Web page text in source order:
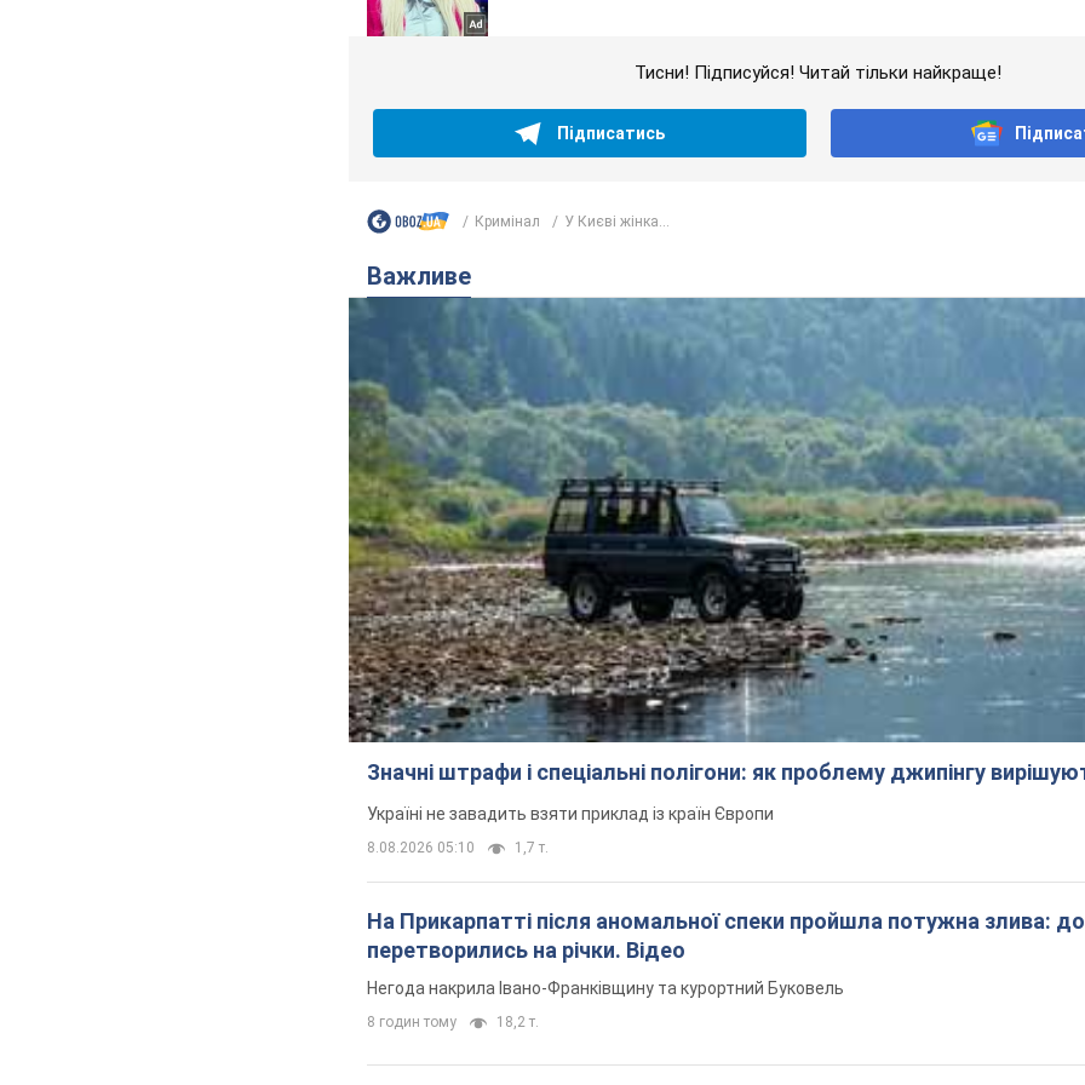
Тисни! Підписуйся! Читай тільки найкраще!
Підписатись
Кримінал У Києві жінка...
Важливе
Значні штрафи і спеціальні полігони: як проблему джипінгу
Україні не завадить взяти приклад із країн Європи
8.08.2026 05:10 1,7 т.
На Прикарпатті після аномальної спеки пройшла потужна злива:
перетворились на річки. Відео
Негода накрила Івано-Франківщину та курортний Буковель
8 годин тому 18,2 т.